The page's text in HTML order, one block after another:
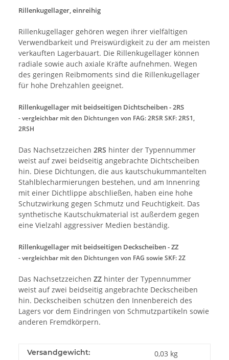
Rillenkugellager, einreihig
Rillenkugellager gehören wegen ihrer vielfältigen
Verwendbarkeit und Preiswürdigkeit zu der am meisten
verkauften Lagerbauart. Die Rillenkugellager können
radiale sowie auch axiale Kräfte aufnehmen. Wegen
des geringen Reibmoments sind die Rillenkugellager
für hohe Drehzahlen geeignet.
Rillenkugellager mit beidseitigen Dichtscheiben - 2RS
- vergleichbar mit den Dichtungen von FAG: 2RSR SKF: 2RS1,
2RSH
Das Nachsetzzeichen 2RS hinter der Typennummer
weist auf zwei beidseitig angebrachte Dichtscheiben
hin. Diese Dichtungen, die aus kautschukummantelten
Stahlblecharmierungen bestehen, und am Innenring
mit einer Dichtlippe abschließen, haben eine hohe
Schutzwirkung gegen Schmutz und Feuchtigkeit. Das
synthetische Kautschukmaterial ist außerdem gegen
eine Vielzahl aggressiver Medien beständig.
Rillenkugellager mit beidseitigen Deckscheiben - ZZ
- vergleichbar mit den Dichtungen von FAG sowie SKF: 2Z
Das Nachsetzzeichen ZZ hinter der Typennummer
weist auf zwei beidseitig angebrachte Deckscheiben
hin. Deckscheiben schützen den Innenbereich des
Lagers vor dem Eindringen von Schmutzpartikeln sowie
anderen Fremdkörpern.
Versandgewicht: 0,03 kg